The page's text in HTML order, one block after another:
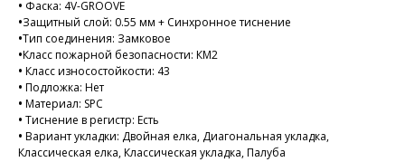
• Фаска: 4V-GROOVE
•Защитный слой: 0.55 мм + Синхронное тиснение
•Тип соединения: Замковое
•Класс пожарной безопасности: КМ2
• Класс износостойкости: 43
• Подложка: Нет
• Материал: SPC
• Тиснение в регистр: Есть
• Вариант укладки: Двойная елка, Диагональная укладка,
Классическая елка, Классическая укладка, Палуба